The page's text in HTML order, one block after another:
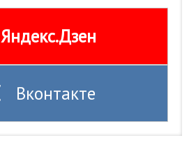
Яндекс.Дзен
Вконтакте